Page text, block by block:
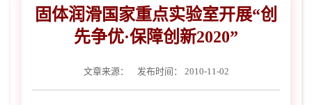
固体润滑国家重点实验室开展“创
先争优·保障创新2020”
文章来源： 发布时间： 2010-11-02